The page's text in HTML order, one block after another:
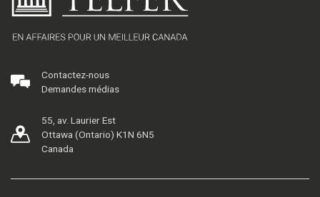
Contactez-nous
Demandes médias
55, av. Laurier Est
Ottawa (Ontario) K1N 6N5
Canada